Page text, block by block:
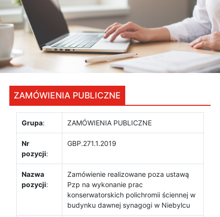
ZAMÓWIENIA PUBLICZNE
Grupa: ZAMÓWIENIA PUBLICZNE
Nr
pozycji:
GBP.271.1.2019
Nazwa
pozycji:
Zamówienie realizowane poza ustawą
Pzp na wykonanie prac
konserwatorskich polichromii ściennej w
budynku dawnej synagogi w Niebylcu